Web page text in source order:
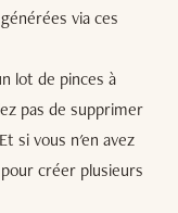
via ces
lot de pinces à
pas de supprimer
si vous n'en avez
créer plusieurs